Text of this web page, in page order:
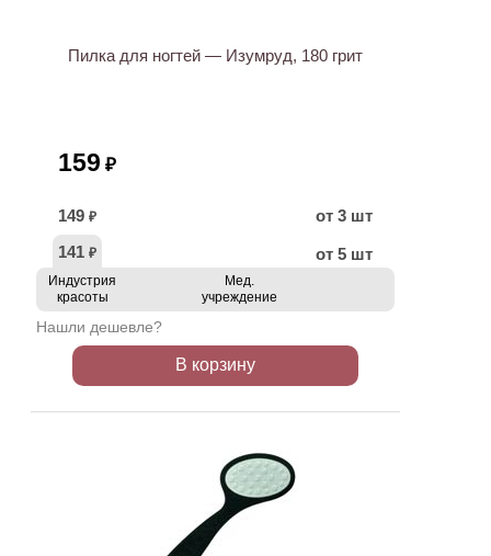
Пилка для ногтей — Изумруд, 180 грит
159 ₽
149 ₽
от 3 шт
141 ₽ от 5 шт
Индустрия
красоты
Мед.
учреждение
Нашли дешевле?
В корзину